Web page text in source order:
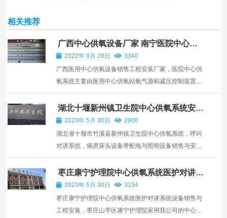
相关推荐
广西中心供氧设备厂家 南宁医院中心供
氧管道安装
2022年 9月 28日
3340
广西医用中心供氧设备销售工程安装厂家，医院中心供
氧系统主要由医用中心供氧站氧气源和减压控制装置通
过连接中心供氧管道输送到病房床头，是新建医院和旧
医院病房楼装修改造用的设备之一，可以达到医用氧气
集中管理，病房吸氧使用安全等目的。医院氧气管道的
铺设安...
湖北十堰新州镇卫生院中心供氧系统安
装2023年 5月 30日
2900
湖北省十堰市竹溪县新州镇卫生院中心供氧系统，呼叫
对讲系统，病房床头设备带配电与照明设备销售与安
装。
枣庄康宁护理院中心供氧系统医护对讲系
统设备安装
2023年 5月 30日
3154
枣庄康宁护理院中心供氧系统医护对讲系统设备销售与
工程安装，枣庄山亭区康宁护理院采用我公司的中心供